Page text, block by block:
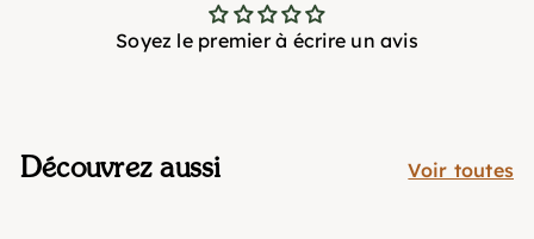
Soyez le premier à écrire un avis
Découvrez aussi Voir toutes